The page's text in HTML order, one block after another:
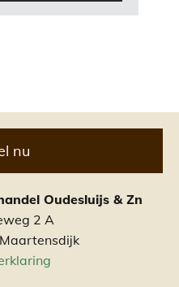
nu
Oudesluijs & Zn
2 A